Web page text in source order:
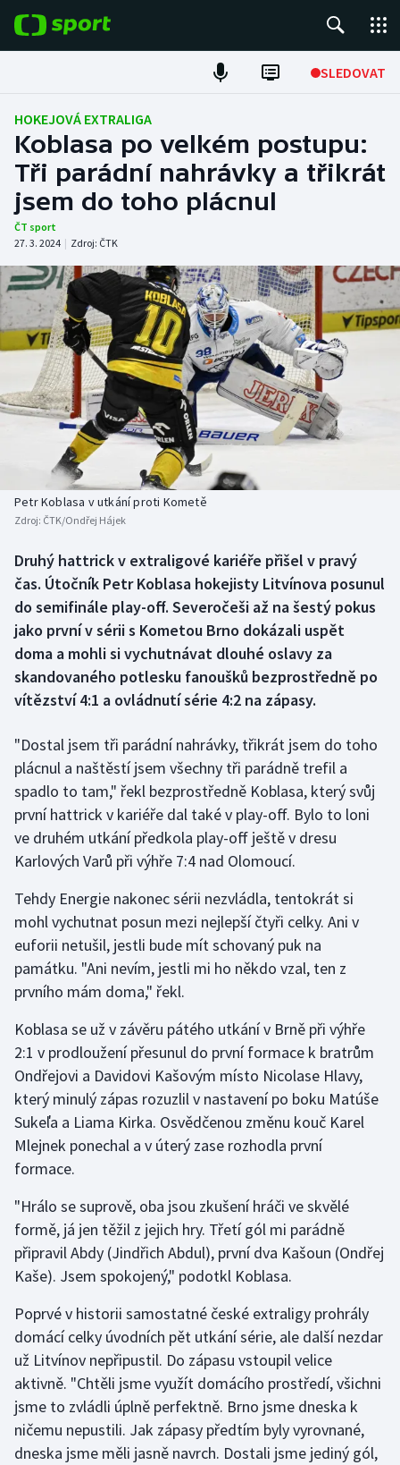
SLEDOVAT
Fotbal
Hokej
Tenis
Atletika
Cyklistika
DALŠÍ SPORTY
Americký fotbal
Baseball a softbal
Basketbal
Biatlon
Box
Curling
Dostihy
Futsal
Golf
Gymnastika
Jezdectví
Judo
Lezení
Lyže a snowboard
Moderní pětiboj
Olympijské hry
Parasport
Plavání
Plážový volejbal
Ragby
Rychlobruslení
NEPŘEHLÉDNĚTE
Soutěže
Historické návraty
Aplikace ČT sport
HOKEJOVÁ EXTRALIGA
Koblasa po velkém postupu:
Tři parádní nahrávky a třikrát
jsem do toho plácnul
ČT sport
27. 3. 2024 | Zdroj: ČTK
Petr Koblasa v utkání proti Kometě
Zdroj: ČTK/Ondřej Hájek
Druhý hattrick v extraligové kariéře přišel v pravý
čas. Útočník Petr Koblasa hokejisty Litvínova posunul
do semifinále play-off. Severočeši až na šestý pokus
jako první v sérii s Kometou Brno dokázali uspět
doma a mohli si vychutnávat dlouhé oslavy za
skandovaného potlesku fanoušků bezprostředně po
vítězství 4:1 a ovládnutí série 4:2 na zápasy.
"Dostal jsem tři parádní nahrávky, třikrát jsem do toho
plácnul a naštěstí jsem všechny tři parádně trefil a
spadlo to tam," řekl bezprostředně Koblasa, který svůj
první hattrick v kariéře dal také v play-off. Bylo to loni
ve druhém utkání předkola play-off ještě v dresu
Karlových Varů při výhře 7:4 nad Olomoucí.
Tehdy Energie nakonec sérii nezvládla, tentokrát si
mohl vychutnat posun mezi nejlepší čtyři celky. Ani v
euforii netušil, jestli bude mít schovaný puk na
památku. "Ani nevím, jestli mi ho někdo vzal, ten z
prvního mám doma," řekl.
Koblasa se už v závěru pátého utkání v Brně při výhře
2:1 v prodloužení přesunul do první formace k bratrům
Ondřejovi a Davidovi Kašovým místo Nicolase Hlavy,
který minulý zápas rozuzlil v nastavení po boku Matúše
Sukeľa a Liama Kirka. Osvědčenou změnu kouč Karel
Mlejnek ponechal a v úterý zase rozhodla první
formace.
"Hrálo se suprově, oba jsou zkušení hráči ve skvělé
formě, já jen těžil z jejich hry. Třetí gól mi parádně
připravil Abdy (Jindřich Abdul), první dva Kašoun (Ondřej
Kaše). Jsem spokojený," podotkl Koblasa.
Poprvé v historii samostatné české extraligy prohrály
domácí celky úvodních pět utkání série, ale další nezdar
už Litvínov nepřipustil. Do zápasu vstoupil velice
aktivně. "Chtěli jsme využít domácího prostředí, všichni
jsme to zvládli úplně perfektně. Brno jsme dneska k
ničemu nepustili. Jak zápasy předtím byly vyrovnané,
dneska jsme měli jasně navrch. Dostali jsme jediný gól,